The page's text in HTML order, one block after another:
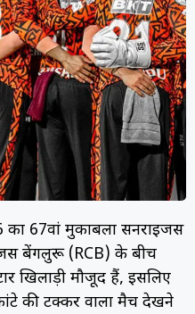
67वां मुकाबला सनराइजर्स
बेंगलुरू (RCB) के बीच
खिलाड़ी मौजूद हैं, इसलिए
की टक्कर वाला मैच देखने